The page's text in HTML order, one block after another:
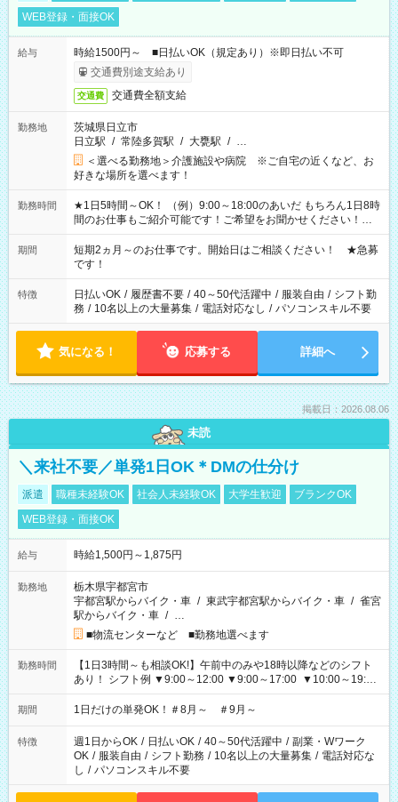
WEB登録・面接OK
給与
時給1500円～ ■日払いOK（規定あり）※即日払い不可
交通費別途支給あり
交通費 交通費全額支給
勤務地
茨城県日立市
日立駅 / 常陸多賀駅 / 大甕駅 / …
＜選べる勤務地＞介護施設や病院 ※ご自宅の近くなど、お
好きな場所を選べます！
勤務時間
★1日5時間～OK！ （例）9:00～18:00のあいだ もちろん1日8時
間のお仕事もご紹介可能です！ご希望をお聞かせください！★
家庭の都合でお休みが必要な場合も遠慮なくご相談ください。
※週最低15時間以上の勤務が必要です
期間
短期2ヵ月～のお仕事です。開始日はご相談ください！ ★急募
です！
特徴 日払いOK / 履歴書不要 / 40～50代活躍中 / 服装自由 / シフト勤
務 / 10名以上の大量募集 / 電話対応なし / パソコンスキル不要
気になる！ 応募する 詳細へ
掲載日：2026.08.06
未読
＼来社不要／単発1日OK＊DMの仕分け
派遣 職種未経験OK 社会人未経験OK 大学生歓迎
ブランクOK
WEB登録・面接OK
給与 時給1,500円～1,875円
勤務地
栃木県宇都宮市
宇都宮駅からバイク・車 / 東武宇都宮駅からバイク・車 / 雀宮
駅からバイク・車 / …
■物流センターなど ■勤務地選べます
勤務時間
【1日3時間～も相談OK!】午前中のみや18時以降などのシフト
あり！ シフト例 ▼9:00～12:00 ▼9:00～17:00 ▼10:00～19:00
▼18:00～21:00
期間 1日だけの単発OK！＃8月～ ＃9月～
特徴 週1日からOK / 日払いOK / 40～50代活躍中 / 副業・Wワーク
OK / 服装自由 / シフト勤務 / 10名以上の大量募集 / 電話対応な
し / パソコンスキル不要